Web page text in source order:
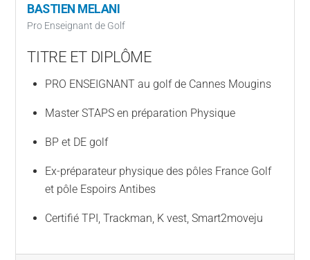
BASTIEN MELANI
Pro Enseignant de Golf
TITRE ET DIPLÔME
PRO ENSEIGNANT au golf de Cannes Mougins
Master STAPS en préparation Physique
BP et DE golf
Ex-préparateur physique des pôles France Golf
et pôle Espoirs Antibes
Certifié TPI, Trackman, K vest, Smart2moveju